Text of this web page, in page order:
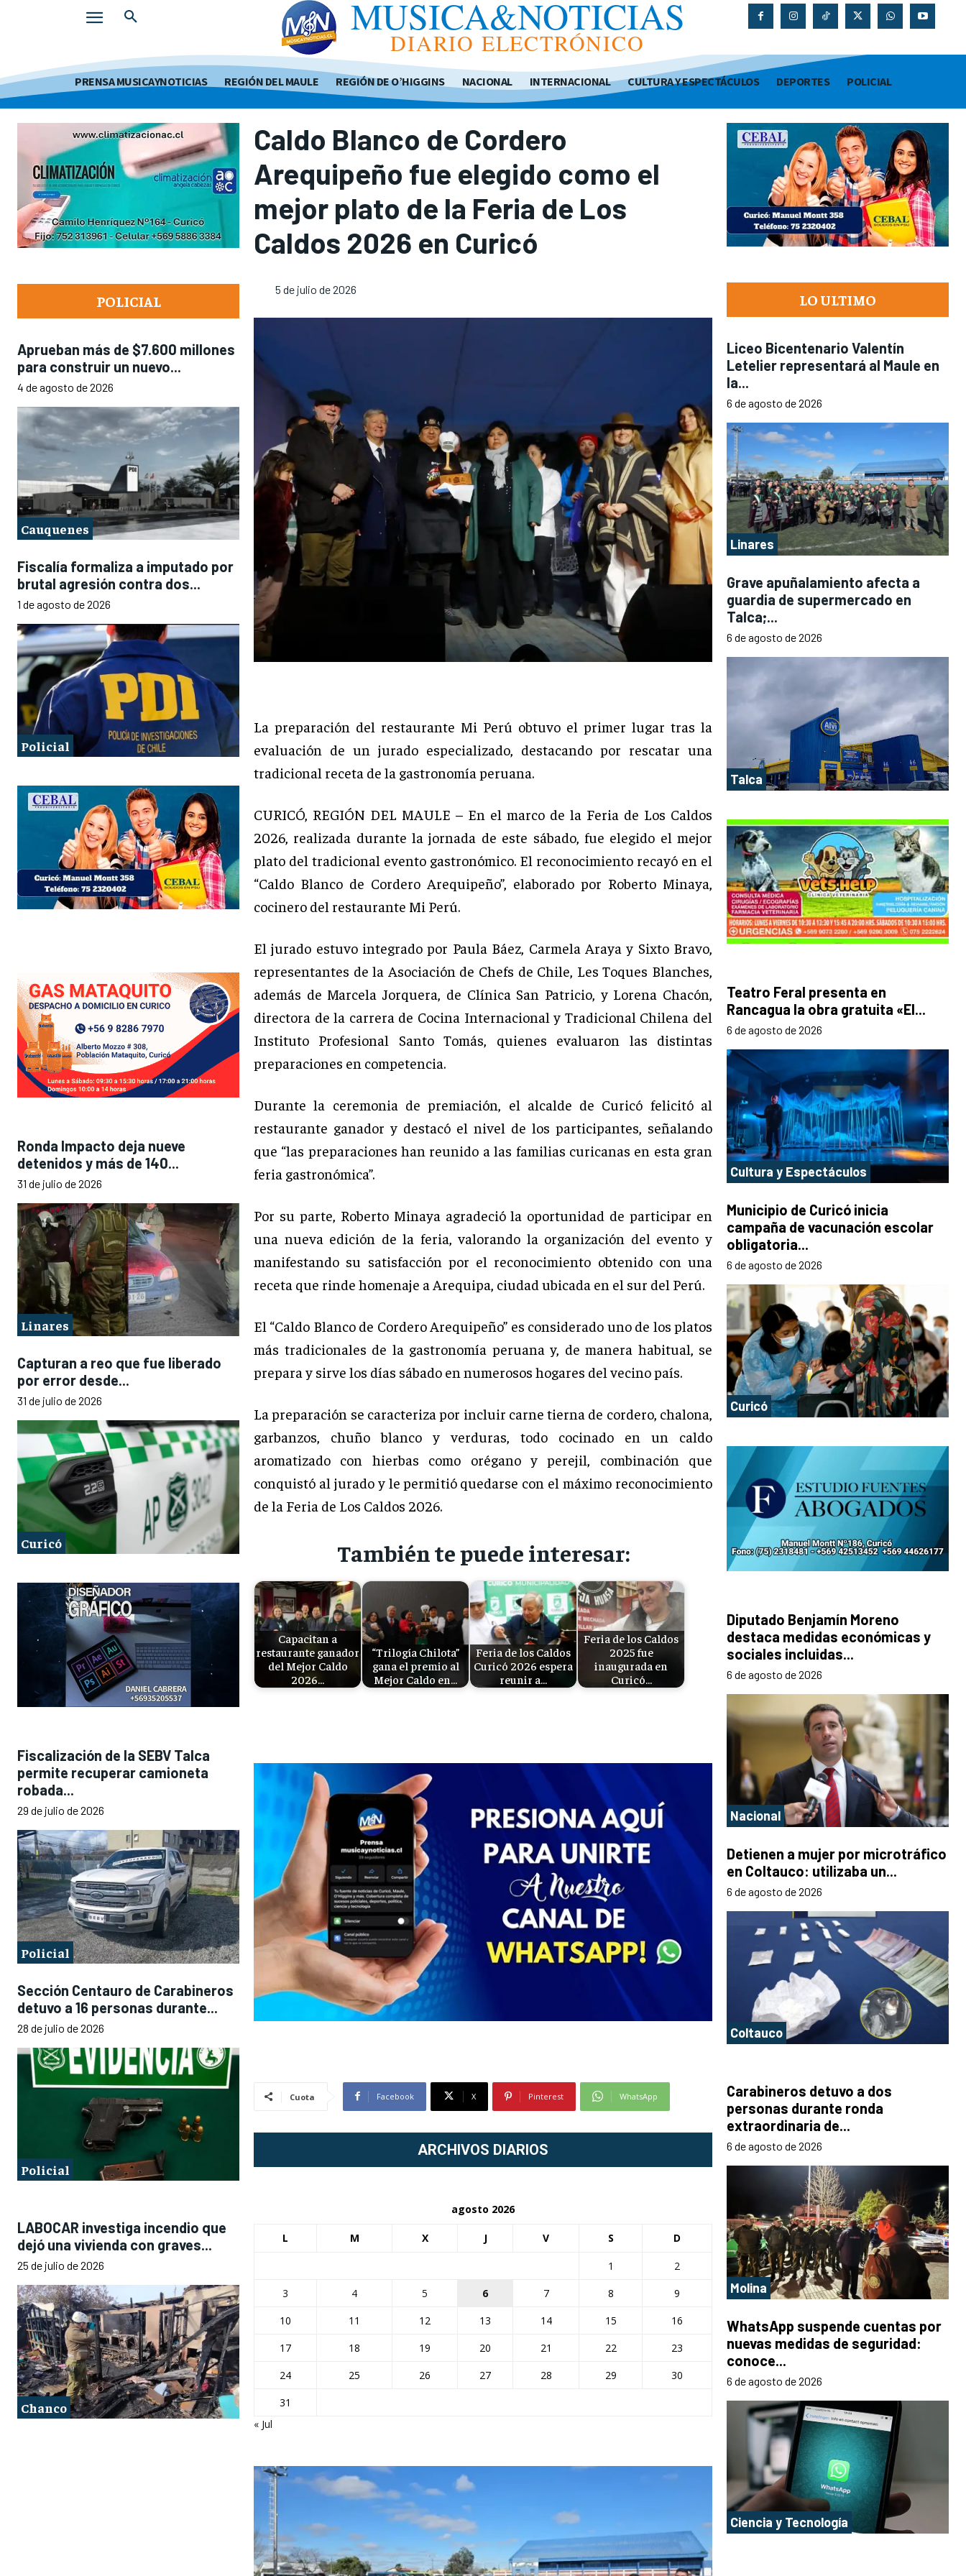
MUSICA&NOTICIAS
DIARIO ELECTRÓNICO
PRENSA MUSICAYNOTICIAS REGIÓN DEL MAULE REGIÓN DE O’HIGGINS NACIONAL INTERNACIONAL CULTURA Y ESPECTÁCULOS DEPORTES POLICIAL
POLICIAL
Aprueban más de $7.600 millones
para construir un nuevo...
4 de agosto de 2026
Cauquenes
Fiscalía formaliza a imputado por
brutal agresión contra dos...
1 de agosto de 2026
Policial
Ronda Impacto deja nueve
detenidos y más de 140...
31 de julio de 2026
Linares
Capturan a reo que fue liberado
por error desde...
31 de julio de 2026
Curicó
Fiscalización de la SEBV Talca
permite recuperar camioneta
robada...
29 de julio de 2026
Policial
Sección Centauro de Carabineros
detuvo a 16 personas durante...
28 de julio de 2026
Policial
LABOCAR investiga incendio que
dejó una vivienda con graves...
25 de julio de 2026
Chanco
Caldo Blanco de Cordero
Arequipeño fue elegido como el
mejor plato de la Feria de Los
Caldos 2026 en Curicó
5 de julio de 2026
La preparación del restaurante Mi Perú obtuvo el primer lugar tras la
evaluación de un jurado especializado, destacando por rescatar una
tradicional receta de la gastronomía peruana.
CURICÓ, REGIÓN DEL MAULE – En el marco de la Feria de Los Caldos
2026, realizada durante la jornada de este sábado, fue elegido el mejor
plato del tradicional evento gastronómico. El reconocimiento recayó en el
“Caldo Blanco de Cordero Arequipeño”, elaborado por Roberto Minaya,
cocinero del restaurante Mi Perú.
El jurado estuvo integrado por Paula Báez, Carmela Araya y Sixto Bravo,
representantes de la Asociación de Chefs de Chile, Les Toques Blanches,
además de Marcela Jorquera, de Clínica San Patricio, y Lorena Chacón,
directora de la carrera de Cocina Internacional y Tradicional Chilena del
Instituto Profesional Santo Tomás, quienes evaluaron las distintas
preparaciones en competencia.
Durante la ceremonia de premiación, el alcalde de Curicó felicitó al
restaurante ganador y destacó el nivel de los participantes, señalando
que “las preparaciones han reunido a las familias curicanas en esta gran
feria gastronómica”.
Por su parte, Roberto Minaya agradeció la oportunidad de participar en
una nueva edición de la feria, valorando la organización del evento y
manifestando su satisfacción por el reconocimiento obtenido con una
receta que rinde homenaje a Arequipa, ciudad ubicada en el sur del Perú.
El “Caldo Blanco de Cordero Arequipeño” es considerado uno de los platos
más tradicionales de la gastronomía peruana y, de manera habitual, se
prepara y sirve los días sábado en numerosos hogares del vecino país.
La preparación se caracteriza por incluir carne tierna de cordero, chalona,
garbanzos, chuño blanco y verduras, todo cocinado en un caldo
aromatizado con hierbas como orégano y perejil, combinación que
conquistó al jurado y le permitió quedarse con el máximo reconocimiento
de la Feria de Los Caldos 2026.
También te puede interesar:
Capacitan a
restaurante ganador
del Mejor Caldo
2026…
“Trilogía Chilota”
gana el premio al
Mejor Caldo en…
Feria de los Caldos
Curicó 2026 espera
reunir a…
Feria de los Caldos
2025 fue
inaugurada en
Curicó…
Cuota Facebook X Pinterest WhatsApp
ARCHIVOS DIARIOS
agosto 2026
L M X J V S D
1
2
3
4 5 6 7 8
9
10
11 12 13 14 15
16
17
18 19 20 21 22
23
24
25 26 27 28 29
30
31
« Jul
LO ULTIMO
Liceo Bicentenario Valentín
Letelier representará al Maule en
la...
6 de agosto de 2026
Linares
Grave apuñalamiento afecta a
guardia de supermercado en
Talca;...
6 de agosto de 2026
Talca
Teatro Feral presenta en
Rancagua la obra gratuita «El...
6 de agosto de 2026
Cultura y Espectáculos
Municipio de Curicó inicia
campaña de vacunación escolar
obligatoria...
6 de agosto de 2026
Curicó
Diputado Benjamín Moreno
destaca medidas económicas y
sociales incluidas...
6 de agosto de 2026
Nacional
Detienen a mujer por microtráfico
en Coltauco: utilizaba un...
6 de agosto de 2026
Coltauco
Carabineros detuvo a dos
personas durante ronda
extraordinaria de...
6 de agosto de 2026
Molina
WhatsApp suspende cuentas por
nuevas medidas de seguridad:
conoce...
6 de agosto de 2026
Ciencia y Tecnología